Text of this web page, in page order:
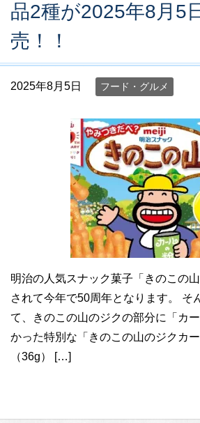
品2種が2025年8月5
売！！
2025年8月5日 フード・グルメ
明治の人気スナック菓子「きのこの
されて今年で50周年となります。 そ
て、きのこの山のジクの部分に「カ
かった特別な「きのこの山のジクカー
（36g） […]